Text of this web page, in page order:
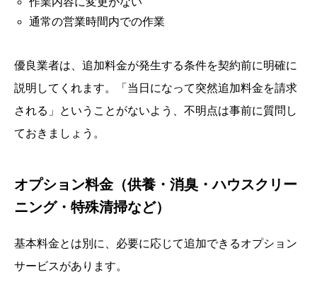
通常の営業時間内での作業
優良業者は、追加料金が発生する条件を契約前に明確に
説明してくれます。「当日になって突然追加料金を請求
される」ということがないよう、不明点は事前に質問し
ておきましょう。
オプション料金（供養・消臭・ハウスクリー
ニング・特殊清掃など）
基本料金とは別に、必要に応じて追加できるオプション
サービスがあります。